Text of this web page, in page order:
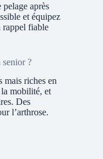
après
et équipez
rappel fiable
senior ?
mais riches en
mobilité, et
Des
l’arthrose.